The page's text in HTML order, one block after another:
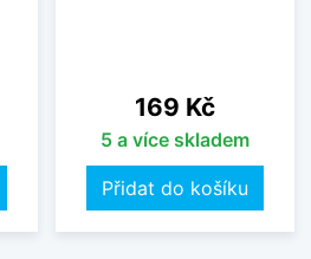
Cena
169 Kč
5 a více skladem
Přidat do košíku